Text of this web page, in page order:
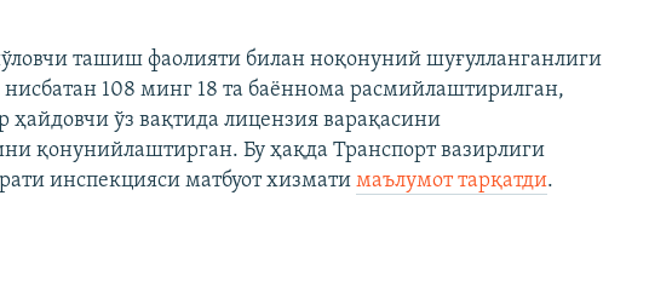
ташиш фаолияти билан ноқонуний шуғулланганлиги
108 минг 18 та баённома расмийлаштирилган,
ҳайдовчи ўз вақтида лицензия варақасини
қонунийлаштирган. Бу ҳақда Транспорт вазирлиги
инспекцияси матбуот хизмати маълумот тарқатди.